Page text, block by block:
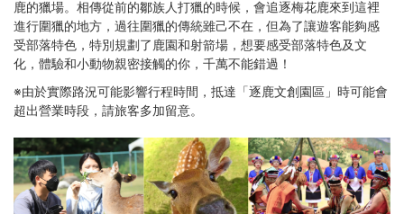
鹿的獵場。相傳從前的鄒族人打獵的時候，會追逐梅花鹿來到這裡
進行圍獵的地方，過往圍獵的傳統雖己不在，但為了讓遊客能夠感
受部落特色，特別規劃了鹿園和射箭場，想要感受部落特色及文
化，體驗和小動物親密接觸的你，千萬不能錯過！
※由於實際路況可能影響行程時間，抵達「逐鹿文創園區」時可能會
超出營業時段，請旅客多加留意。